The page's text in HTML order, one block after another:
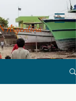
Argentina